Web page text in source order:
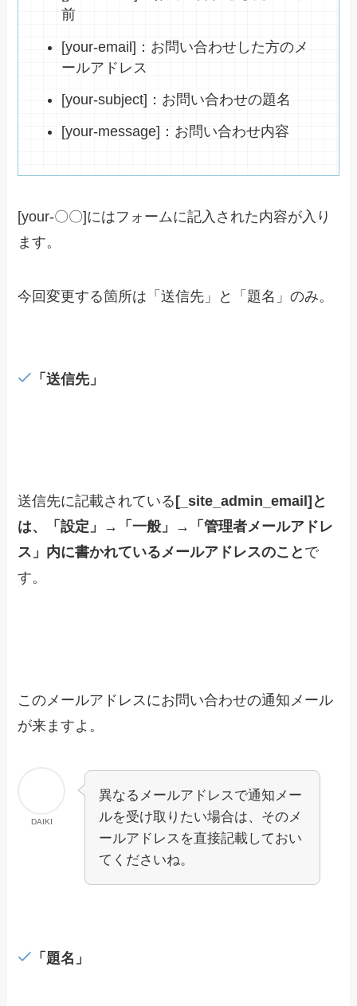
前
[your-email]：お問い合わせした方のメ
ールアドレス
[your-subject]：お問い合わせの題名
[your-message]：お問い合わせ内容
[your-〇〇]にはフォームに記入された内容が入り
ます。
今回変更する箇所は「送信先」と「題名」のみ。
「送信先」
送信先に記載されている [_site_admin_email]と
は、「設定」→「一般」→「管理者メールアドレ
ス」内に書かれているメールアドレスのこと で
す。
このメールアドレスにお問い合わせの通知メール
が来ますよ。
DAIKI
異なるメールアドレスで通知メー
ルを受け取りたい場合は、そのメ
ールアドレスを直接記載しておい
てくださいね。
「題名」